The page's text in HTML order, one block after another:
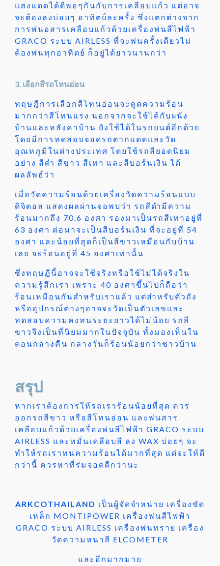
แสงแดดได้ดีพอๆกันกับการเคลือบแก้ว แต่อาจ
จะต้องลงบ่อยๆ อาทิตย์ละครั้ง ซึ่งแตกต่างจาก
การพ่นอสารเคลือบแก้วด้วยเครื่องพ่นสีไฟฟ้า
GRACO ระบบ AIRLESS ที่จะพ่นครั้งเดียวไม่
ต้องพ่นทุกอาทิตย์ ก็อยู่ได้ยาวนานกว่า
3. เลือกสีรถโทนอ่อน
ทฤษฎีการเลือกสีโทนอ่อนจะดูดความร้อน
มากกว่าสีโทนแรง นอกจากจะใช้ได้กับผนัง
บ้านและหลังคาบ้าน ยังใช้ได้ในรถยนต์อีกด้วย
โดยมีการทดสอบจอดรถตากแดดและวัด
อุณหภูมิในต่างประเทศ โดยใช้รถสียอดนิยม
อย่าง สีดำ สีขาว สีเทา และสีบอร์นเงิน ได้
ผลลัพธ์ว่า
เมื่อวัดความร้อนด้วยเครื่องวัดความร้อนแบบ
ดิจิตอล แสดงผลผ่านจอพบว่า รถสีดำมีความ
ร้อนมากถึง 70.6 องศา รองมาเป็นรถสีเทาอยู่ที่
63 องศา ต่อมาจะเป็นสีบอร์นเงิน ที่จะอยู่ที่ 54
องศา และน้อยที่สุดก็เป็นสีขาวเหมือนกับบ้าน
เลย จะร้อนอยู่ที่ 45 องศาเท่านั้น
ซึ่งทฤษฏีนี้อาจจะใช้จริงหรือใช้ไม่ได้จริงใน
ความรู้สึกเรา เพราะ 40 องศาขึ้นไปก็ถือว่า
ร้อนเหมือนกันสำหรับเราแล้ว แต่สำหรับตัวถัง
หรืออุปกรณ์ต่างๆอาจจะวัดเป็นตัวเลขและ
ทดสอบความคงทนระยะยาวได้ไม่น้อย รถสี
ขาวจึงเป็นที่นิยมมากในปัจจุบัน ทั้งมองเห็นใน
ตอนกลางคืน กลางวันก็ร้อนน้อยกว่าชาวบ้าน
สรุป
หากเราต้องการให้รถเราร้อนน้อยที่สุด ควร
ออกรถสีขาว หรือสีโทนอ่อน และพ่นสาร
เคลือบแก้วด้วยเครื่องพ่นสีไฟฟ้า GRACO ระบบ
AIRLESS และหมั่นเคลือบสี ลง WAX บ่อยๆ จะ
ทำให้รถเราทนความร้อนได้มากที่สุด แต่จะให้ดี
กว่านี้ ควรหาที่ร่มจอดดีกว่านะ
ARKCOTHAILAND เป็นผู้จัดจำหน่าย เครื่องขัด
เหล็ก MONTIPOWER เครื่องพ่นสีไฟฟ้า
GRACO ระบบ AIRLESS เครื่องพ่นทราย เครื่อง
วัดความหนาสี ELCOMETER
และอีกมากมาย